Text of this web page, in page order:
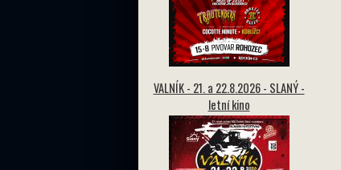
VALNÍK - 21. a 22.8.2026 - SLANÝ -
letní kino